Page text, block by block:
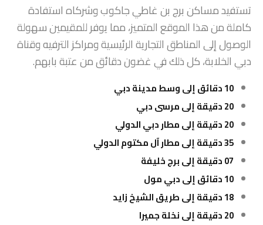
تستفيد مساكن برج بن غاطي جاكوب وشركاه استفادة
كاملة من هذا الموقع المتميز، مما يوفر للمقيمين سهولة
الوصول إلى المناطق التجارية الرئيسية ومراكز الترفيه وقناة
دبي الخلابة، كل ذلك في غضون دقائق من عتبة بابهم.
10 دقائق إلى وسط مدينة دبي
20 دقيقة إلى مرسى دبي
20 دقيقة إلى مطار دبي الدولي
35 دقيقة إلى مطار آل مكتوم الدولي
07 دقيقة إلى برج خليفة
10 دقائق إلى دبي مول
18 دقيقة إلى طريق الشيخ زايد
20 دقيقة إلى نخلة جميرا